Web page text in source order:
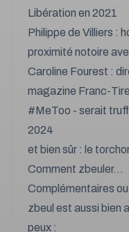
Libération en 2021
Philippe de Villiers :
proximité notoire
Caroline Fourest :
magazine Franc-
#MeToo - serait
2024
et bien sûr : le
Comment zbeuler...
Complémentaires
zbeul est aussi bien
peux :